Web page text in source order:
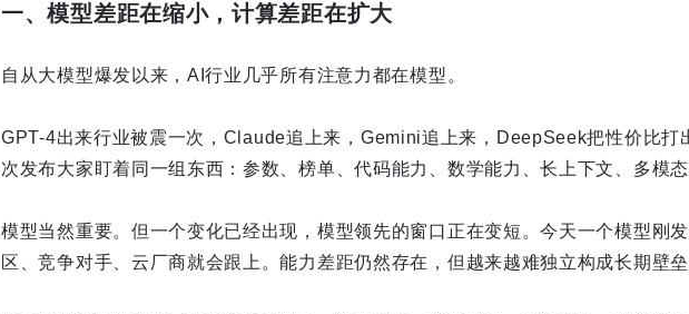
一、模型差距在缩小，计算差距在扩大
自从大模型爆发以来，AI行业几乎所有注意力都在模型。
GPT-4出来行业被震一次，Claude追上来，Gemini追上来，DeepSeek把性价比打
次发布大家盯着同一组东西：参数、榜单、代码能力、数学能力、长上下文、多模
模型当然重要。但一个变化已经出现，模型领先的窗口正在变短。今天一个模型刚
区、竞争对手、云厂商就会跟上。能力差距仍然存在，但越来越难独立构成长期壁